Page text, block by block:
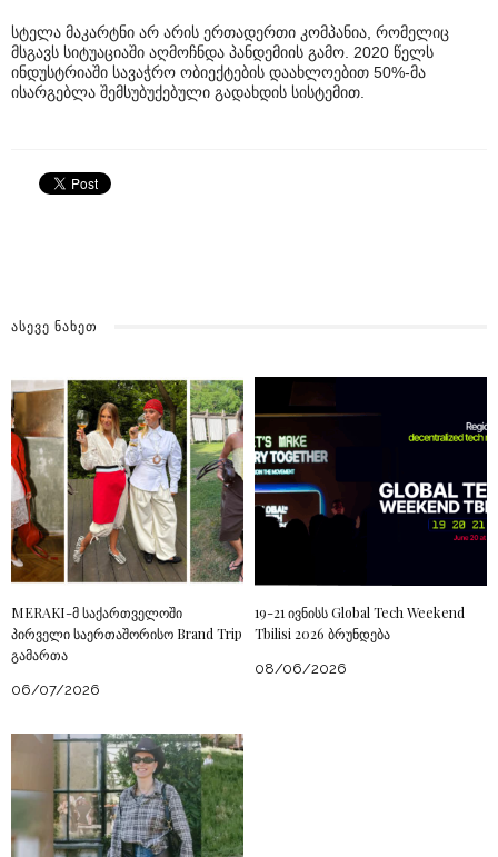
სტელა მაკარტნი არ არის ერთადერთი კომპანია, რომელიც
მსგავს სიტუაციაში აღმოჩნდა პანდემიის გამო. 2020 წელს
ინდუსტრიაში სავაჭრო ობიექტების დაახლოებით 50%-მა
ისარგებლა შემსუბუქებული გადახდის სისტემით.
ᲐᲡᲔᲕᲔ ᲜᲐᲮᲔᲗ
MERAKI-მ საქართველოში
პირველი საერთაშორისო Brand Trip
გამართა
06/07/2026
19-21 ივნისს Global Tech Weekend
Tbilisi 2026 ბრუნდება
08/06/2026